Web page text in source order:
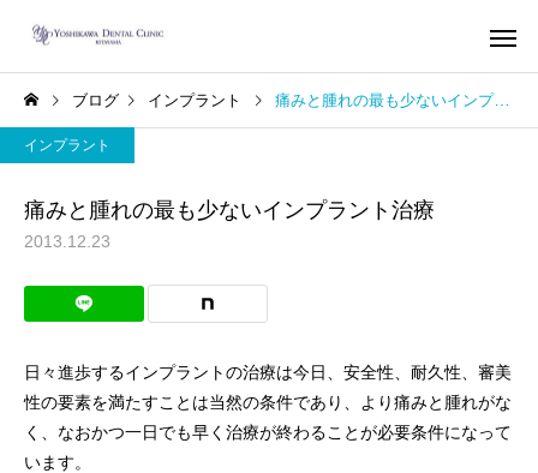
根管治療（歯内療
虫歯治療で治す蓄膿症（歯
性上顎洞炎）
部分歯列矯正、レーザ
歯を削らないセラミッ
療による前歯の審美歯
ブログ インプラント 痛みと腫れの最も少ないインプラント治療
インプラント
痛みと腫れの最も少ないインプラント治療
2013.12.23
日々進歩するインプラントの治療は今日、安全性、耐久性、審美
性の要素を満たすことは当然の条件であり、より痛みと腫れがな
く、なおかつ一日でも早く治療が終わることが必要条件になって
います。